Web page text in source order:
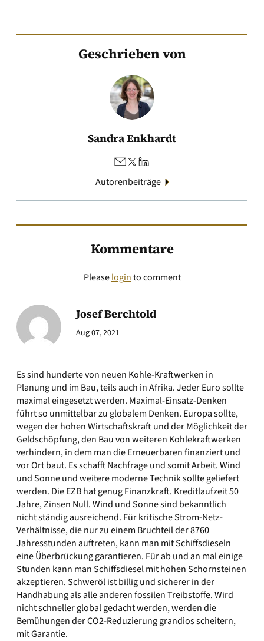
Geschrieben von
Sandra Enkhardt
Autorenbeiträge
Kommentare
Pleaseloginto comment
Josef Berchtold
Aug 07, 2021
Es sind hunderte von neuen Kohle-Kraftwerken in
Planung und im Bau, teils auch in Afrika. Jeder Euro sollte
maximal eingesetzt werden. Maximal-Einsatz-Denken
führt so unmittelbar zu globalem Denken. Europa sollte,
wegen der hohen Wirtschaftskraft und der Möglichkeit der
Geldschöpfung, den Bau von weiteren Kohlekraftwerken
verhindern, in dem man die Erneuerbaren finanziert und
vor Ort baut. Es schafft Nachfrage und somit Arbeit. Wind
und Sonne und weitere moderne Technik sollte geliefert
werden. Die EZB hat genug Finanzkraft. Kreditlaufzeit 50
Jahre, Zinsen Null. Wind und Sonne sind bekanntlich
nicht ständig ausreichend. Für kritische Strom-Netz-
Verhältnisse, die nur zu einem Bruchteil der 8760
Jahresstunden auftreten, kann man mit Schiffsdieseln
eine Überbrückung garantieren. Für ab und an mal einige
Stunden kann man Schiffsdiesel mit hohen Schornsteinen
akzeptieren. Schweröl ist billig und sicherer in der
Handhabung als alle anderen fossilen Treibstoffe. Wird
nicht schneller global gedacht werden, werden die
Bemühungen der CO2-Reduzierung grandios scheitern,
mit Garantie.